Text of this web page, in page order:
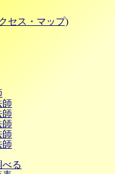
セス・マップ)
師
師
師
師
師
る